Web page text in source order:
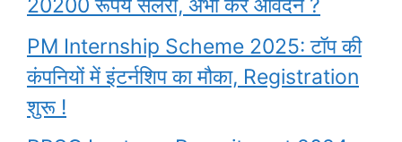
20200 रूपये सैलरी, अभी करे आवेदन ?
PM Internship Scheme 2025: टॉप की
कंपनियों में इंटर्नशिप का मौका, Registration
शुरू !